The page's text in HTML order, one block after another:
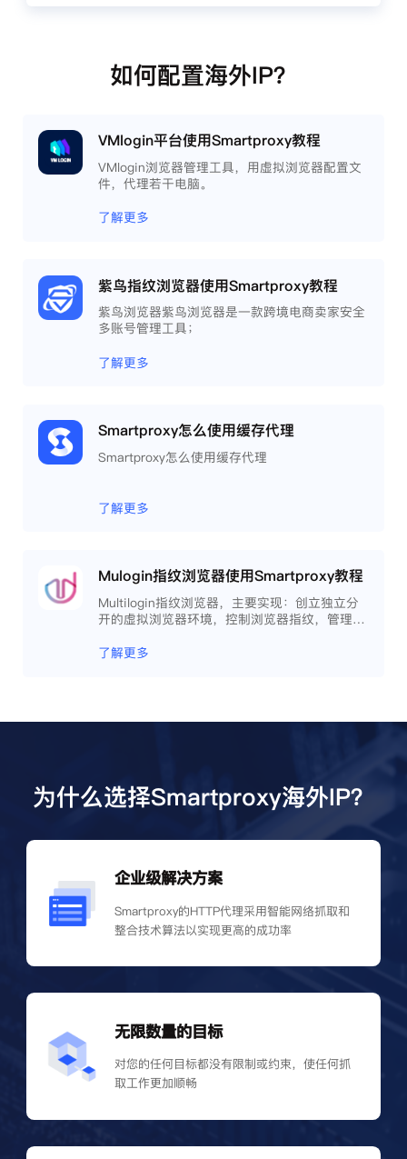
如何配置海外IP？
VMlogin平台使用Smartproxy教程
VMlogin浏览器管理工具，用虚拟浏览器配置文
件，代理若干电脑。
了解更多
紫鸟指纹浏览器使用Smartproxy教程
紫鸟浏览器紫鸟浏览器是一款跨境电商卖家安全
多账号管理工具；
了解更多
Smartproxy怎么使用缓存代理
Smartproxy怎么使用缓存代理
了解更多
Mulogin指纹浏览器使用Smartproxy教程
Multilogin指纹浏览器，主要实现：创立独立分
开的虚拟浏览器环境，控制浏览器指纹，管理多
程，开发网络自动化等。
了解更多
为什么选择Smartproxy海外IP？
企业级解决方案
Smartproxy的HTTP代理采用智能网络抓取和
整合技术算法以实现更高的成功率
无限数量的目标
对您的任何目标都没有限制或约束，使任何抓
取工作更加顺畅